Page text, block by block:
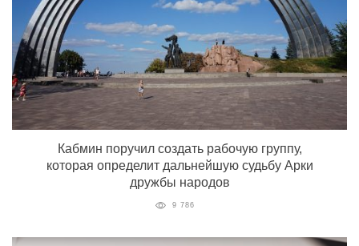
Кабмин поручил создать рабочую группу,
которая определит дальнейшую судьбу Арки
дружбы народов
9 786